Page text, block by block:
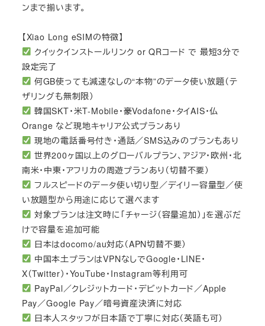
ンまで揃います。
【Xiao Long eSIMの特徴】
クイックインストールリンク or QRコード で 最短3分で
設定完了
何GB使っても減速なしの“本物”のデータ使い放題（テ
ザリングも無制限）
韓国SKT・米T-Mobile・豪Vodafone・タイAIS・仏
Orange など現地キャリア公式プランあり
現地の電話番号付き・通話／SMS込みのプランもあり
世界200ヶ国以上のグローバルプラン、アジア・欧州・北
南米・中東・アフリカの周遊プランあり（切替不要）
フルスピードのデータ使い切り型／デイリー容量型／使
い放題型から用途に応じて選べます
対象プランは注文時に「チャージ（容量追加）」を選ぶだ
けで容量を追加可能
日本はdocomo/au対応（APN切替不要）
中国本土プランはVPNなしでGoogle・LINE・
X（Twitter）・YouTube・Instagram等利用可
PayPal／クレジットカード・デビットカード／Apple
Pay／Google Pay／暗号資産決済に対応
日本人スタッフが日本語で丁寧に対応（英語も可）